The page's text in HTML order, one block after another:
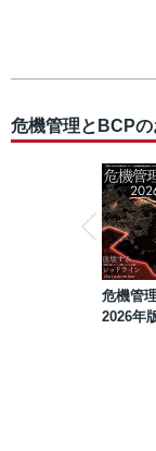
危機管理とBCP
危機管
2026年